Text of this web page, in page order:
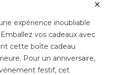
expérience inoubliable
vos cadeaux avec
cette boîte cadeau
Pour un anniversaire,
festif, cet